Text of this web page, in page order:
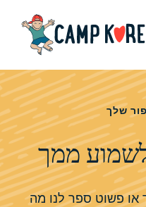
שלך
פשוט ספר לנו מה